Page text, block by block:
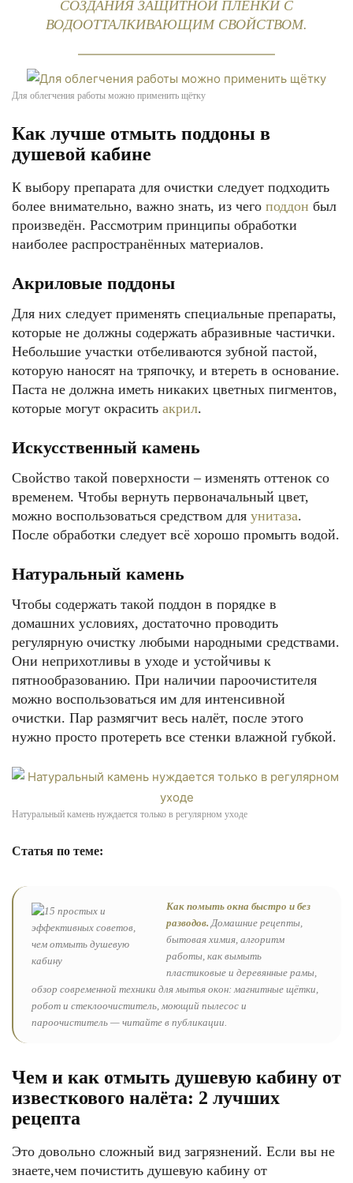
СОЗДАНИЯ ЗАЩИТНОЙ ПЛЁНКИ С
ВОДООТТАЛКИВАЮЩИМ СВОЙСТВОМ.
Для облегчения работы можно применить щётку
Как лучше отмыть поддоны в
душевой кабине
К выбору препарата для очистки следует подходить
более внимательно, важно знать, из чего поддон был
произведён. Рассмотрим принципы обработки
наиболее распространённых материалов.
Акриловые поддоны
Для них следует применять специальные препараты,
которые не должны содержать абразивные частички.
Небольшие участки отбеливаются зубной пастой,
которую наносят на тряпочку, и втереть в основание.
Паста не должна иметь никаких цветных пигментов,
которые могут окрасить акрил.
Искусственный камень
Свойство такой поверхности – изменять оттенок со
временем. Чтобы вернуть первоначальный цвет,
можно воспользоваться средством для унитаза.
После обработки следует всё хорошо промыть водой.
Натуральный камень
Чтобы содержать такой поддон в порядке в
домашних условиях, достаточно проводить
регулярную очистку любыми народными средствами.
Они неприхотливы в уходе и устойчивы к
пятнообразованию. При наличии пароочистителя
можно воспользоваться им для интенсивной
очистки. Пар размягчит весь налёт, после этого
нужно просто протереть все стенки влажной губкой.
Натуральный камень нуждается только в регулярном уходе
Статья по теме:
Как помыть окна быстро и без
разводов. Домашние рецепты,
бытовая химия, алгоритм
работы, как вымыть
пластиковые и деревянные рамы,
обзор современной техники для мытья окон: магнитные щётки,
робот и стеклоочиститель, моющий пылесос и
пароочиститель — читайте в публикации.
Чем и как отмыть душевую кабину от
известкового налёта: 2 лучших
рецепта
Это довольно сложный вид загрязнений. Если вы не
знаете,чем почистить душевую кабину от